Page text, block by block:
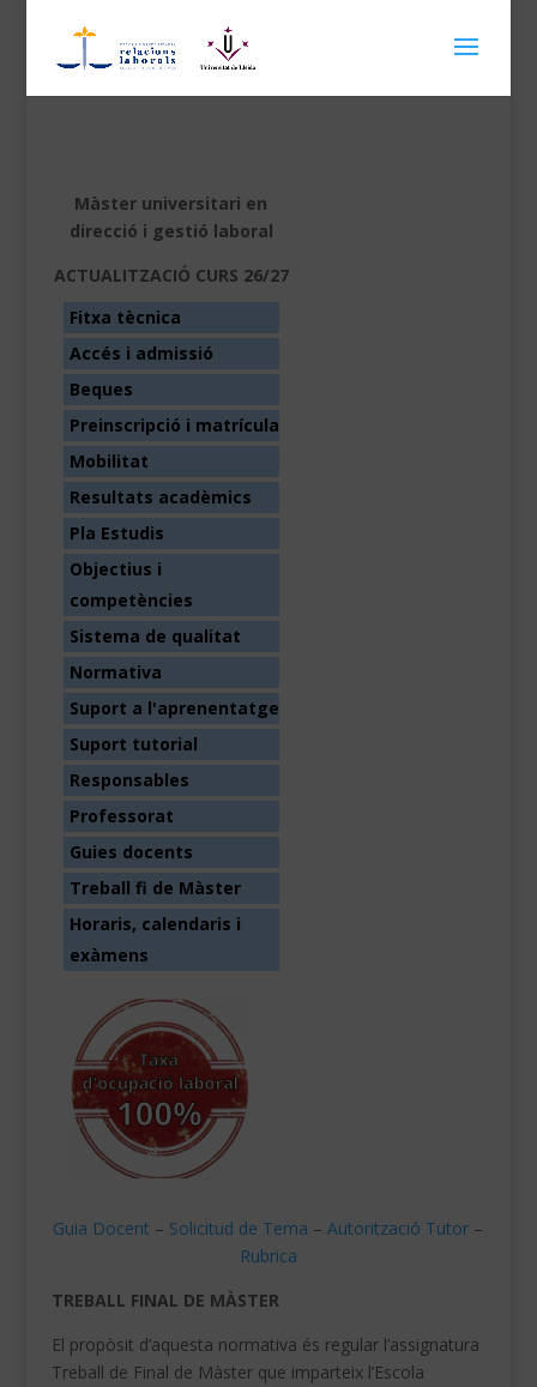
Màster universitari en
direcció i gestió laboral
ACTUALITZACIÓ CURS 26/27
Fitxa tècnica
Accés i admissió
Beques
Preinscripció i matrícula
Mobilitat
Resultats acadèmics
Pla Estudis
Objectius i
competències
Sistema de qualitat
Normativa
Suport a l'aprenentatge
Suport tutorial
Responsables
Professorat
Guies docents
Treball fi de Màster
Horaris, calendaris i
exàmens
Guia Docent – Solicitud de Tema –Autorització Tutor –
Rubrica
TREBALL FINAL DE MÀSTER
El propòsit d’aquesta normativa és regular l’assignatura
Treball de Final de Màster que imparteix l’Escola